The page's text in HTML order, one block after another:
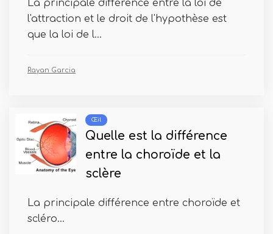
La principale différence entre la loi de
l'attraction et le droit de l'hypothèse est
que la loi de l...
Rayan Garcia
Œil
Quelle est la différence
entre la choroïde et la
sclère
La principale différence entre choroïde et
scléro...